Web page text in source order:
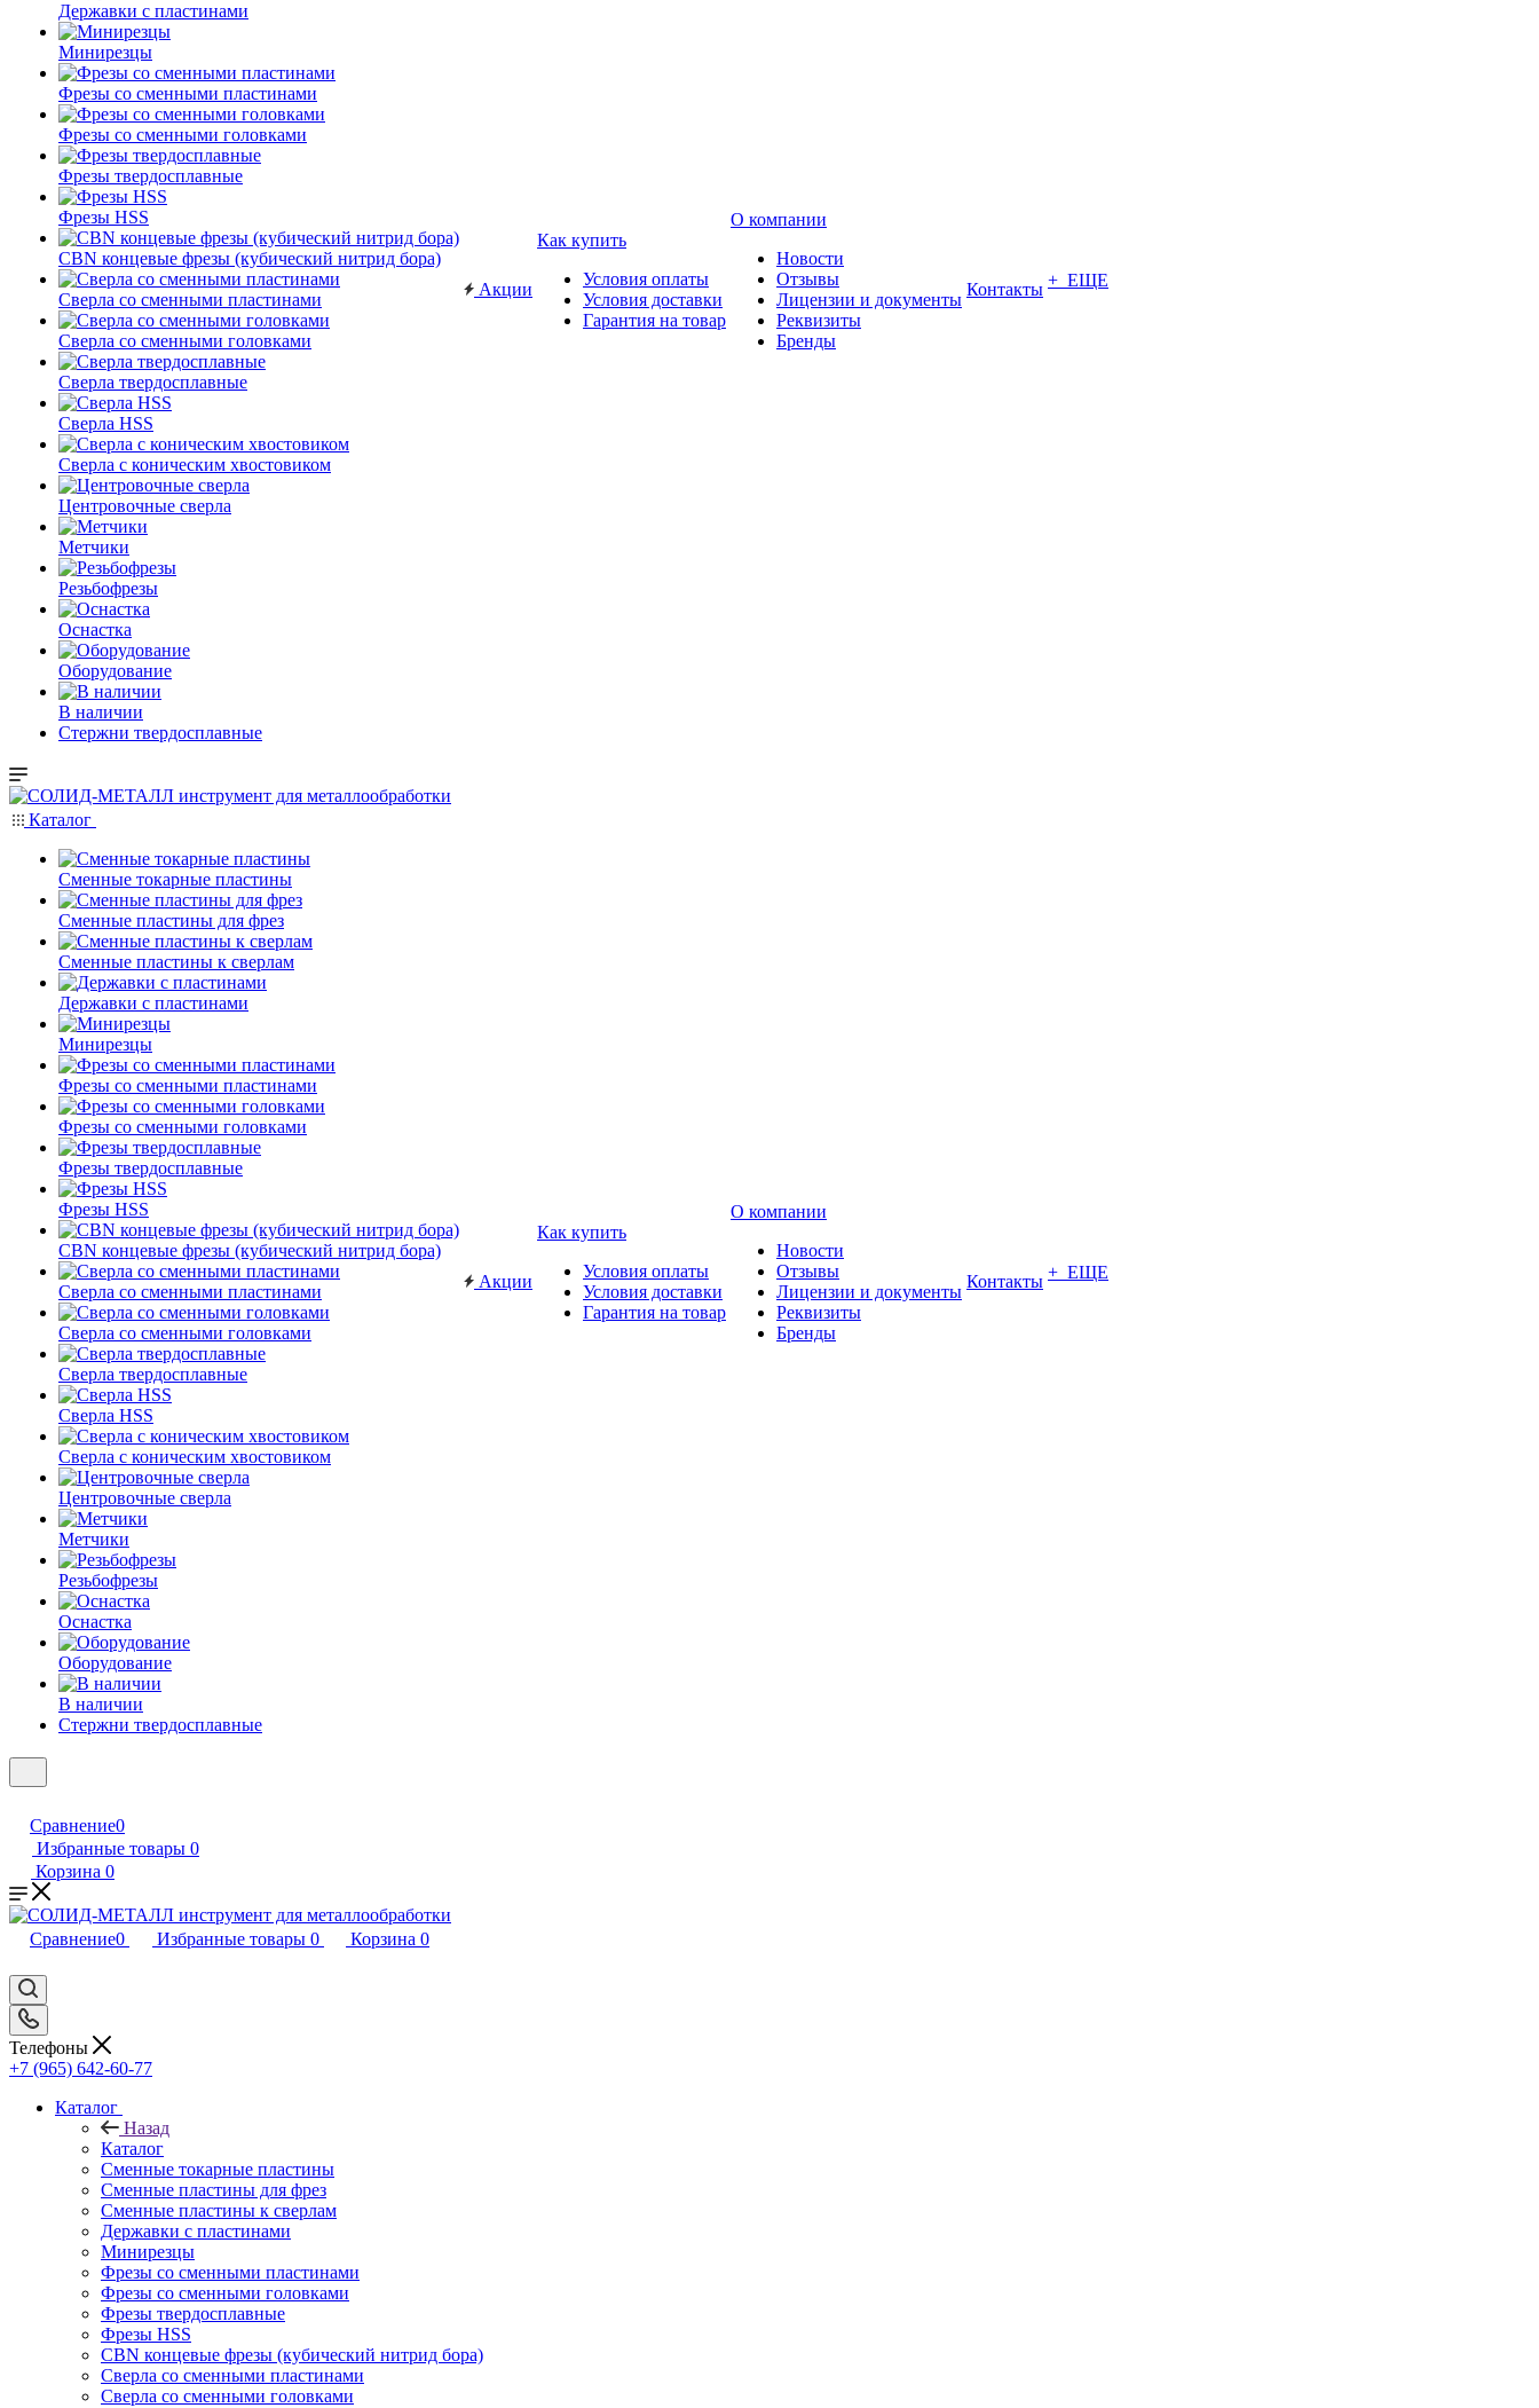
Державки с пластинами
Минирезцы
Фрезы со сменными пластинами
Фрезы со сменными головками
Фрезы твердосплавные
Фрезы HSS
CBN концевые фрезы (кубический нитрид бора)
Сверла со сменными пластинами
Сверла со сменными головками
Сверла твердосплавные
Сверла HSS
Сверла с коническим хвостовиком
Центровочные сверла
Метчики
Резьбофрезы
Оснастка
Оборудование
В наличии
Стержни твердосплавные
Акции
Как купить
Условия оплаты
Условия доставки
Гарантия на товар
О компании
Новости
Отзывы
Лицензии и документы
Реквизиты
Бренды
Контакты + ЕЩЕ
Каталог
Сменные токарные пластины
Сменные пластины для фрез
Сменные пластины к сверлам
Державки с пластинами
Минирезцы
Фрезы со сменными пластинами
Фрезы со сменными головками
Фрезы твердосплавные
Фрезы HSS
CBN концевые фрезы (кубический нитрид бора)
Сверла со сменными пластинами
Сверла со сменными головками
Сверла твердосплавные
Сверла HSS
Сверла с коническим хвостовиком
Центровочные сверла
Метчики
Резьбофрезы
Оснастка
Оборудование
В наличии
Стержни твердосплавные
Акции
Как купить
Условия оплаты
Условия доставки
Гарантия на товар
О компании
Новости
Отзывы
Лицензии и документы
Реквизиты
Бренды
Контакты + ЕЩЕ
Сравнение0
Избранные товары 0
Корзина 0
Сравнение0 Избранные товары 0 Корзина 0
Телефоны
+7 (965) 642-60-77
Каталог
Назад
Каталог
Сменные токарные пластины
Сменные пластины для фрез
Сменные пластины к сверлам
Державки с пластинами
Минирезцы
Фрезы со сменными пластинами
Фрезы со сменными головками
Фрезы твердосплавные
Фрезы HSS
CBN концевые фрезы (кубический нитрид бора)
Сверла со сменными пластинами
Сверла со сменными головками